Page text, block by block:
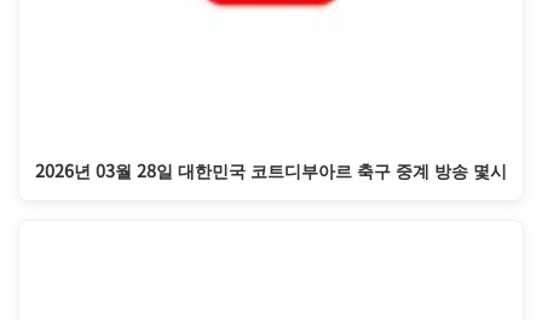
2026년 03월 28일 대한민국 코트디부아르 축구 중계 방송 몇시